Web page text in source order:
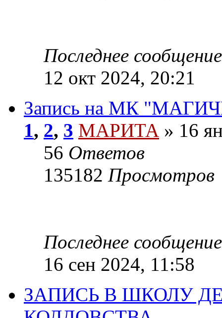
Последнее сообщение
12 окт 2024, 20:21
Запись на МК
1, 2, 3 МАРИТА » 16
56 Ответов
135182 Просмотров
Последнее сообщение
16 сен 2024, 11:58
ЗАПИСЬ В ШКОЛУ